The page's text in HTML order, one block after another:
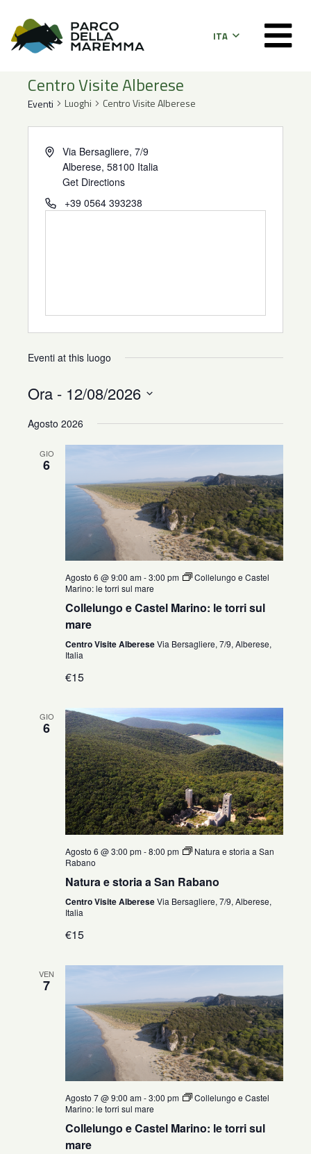
ITA
Centro Visite Alberese
Eventi Luoghi Centro Visite Alberese
AddressVia Bersagliere, 7/9
Alberese, 58100 Italia
Get Directions
Phone+39 0564 393238
Eventi at this luogo
Ora - 12/08/2026
la
Agosto 2026
GIO
6
Agosto 6 @ 9:00 am-3:00 pm
Collelungo e Castel
Marino: le torri sul mare
Collelungo e Castel Marino: le torri sul
mare
Centro Visite AlbereseVia Bersagliere, 7/9, Alberese,
Italia
€15
GIO
6
Agosto 6 @ 3:00 pm-8:00 pm
Natura e storia a San
Rabano
Natura e storia a San Rabano
Centro Visite AlbereseVia Bersagliere, 7/9, Alberese,
Italia
€15
VEN
7
Agosto 7 @ 9:00 am-3:00 pm
Collelungo e Castel
Marino: le torri sul mare
Collelungo e Castel Marino: le torri sul
mare